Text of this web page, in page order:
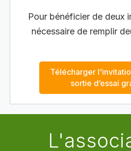
Pour bénéficier de deux
nécessaire de remplir
Télécharger
sortie d’essai